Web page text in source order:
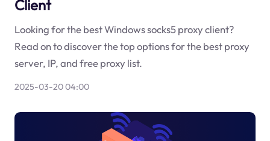
Client
Looking for the best Windows socks5 proxy client?
Read on to discover the top options for the best proxy
server, IP, and free proxy list.
2025-03-20 04:00